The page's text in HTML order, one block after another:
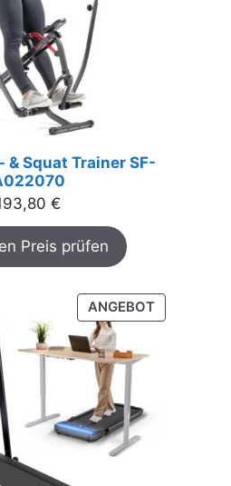
& Squat Trainer SF-
€
Preis prüfen
ANGEBOTPRODUKT
IM